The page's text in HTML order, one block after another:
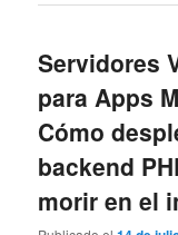
Servidores
para Apps
Cómo
backend
morir en el